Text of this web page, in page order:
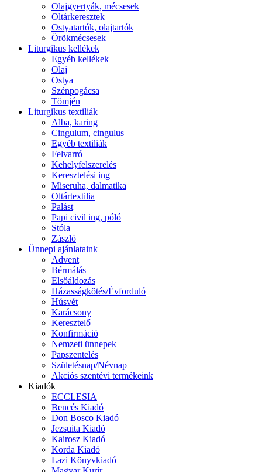
Olajgyertyák, mécsesek
Oltárkeresztek
Ostyatartók, olajtartók
Örökmécsesek
Liturgikus kellékek
Egyéb kellékek
Olaj
Ostya
Szénpogácsa
Tömjén
Liturgikus textiliák
Alba, karing
Cingulum, cingulus
Egyéb textiliák
Felvarró
Kehelyfelszerelés
Keresztelési ing
Miseruha, dalmatika
Oltártextilia
Palást
Papi civil ing, póló
Stóla
Zászló
Ünnepi ajánlataink
Advent
Bérmálás
Elsőáldozás
Házasságkötés/Évforduló
Húsvét
Karácsony
Keresztelő
Konfirmáció
Nemzeti ünnepek
Papszentelés
Születésnap/Névnap
Akciós szentévi termékeink
Kiadók
ECCLESIA
Bencés Kiadó
Don Bosco Kiadó
Jezsuita Kiadó
Kairosz Kiadó
Korda Kiadó
Lazi Könyvkiadó